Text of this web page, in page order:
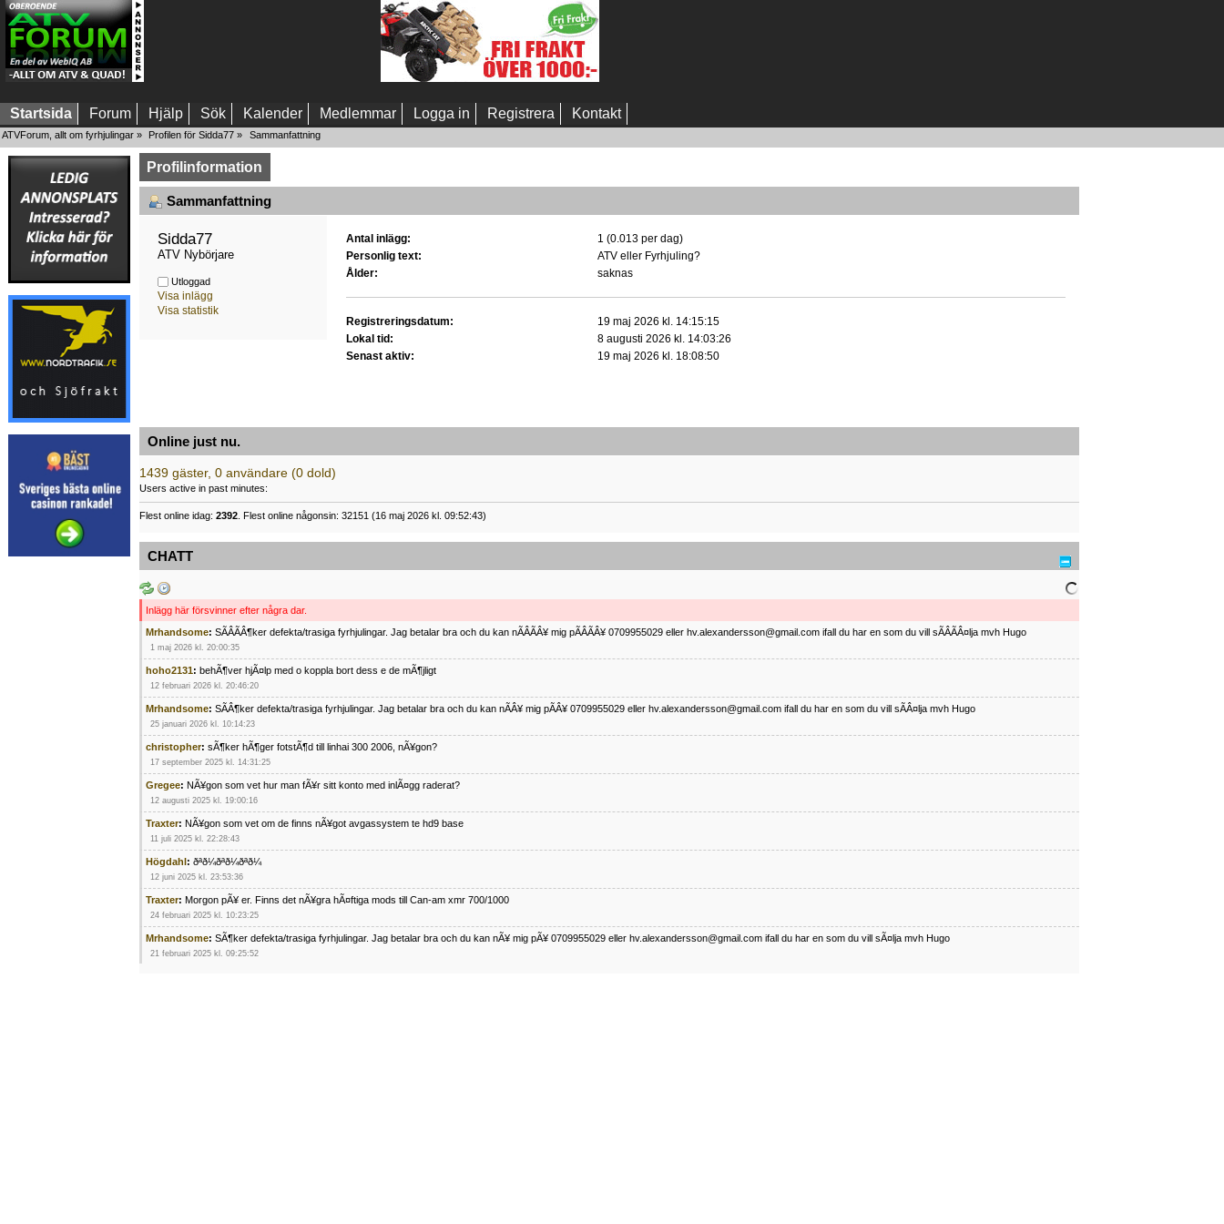
Startsida Forum Hjälp Sök Kalender Medlemmar Logga in Registrera Kontakt
ATVForum, allt om fyrhjulingar » Profilen för Sidda77 » Sammanfattning
Profilinformation
Sammanfattning
Sidda77
ATV Nybörjare
Utloggad
Visa inlägg
Visa statistik
Antal inlägg:
1 (0.013 per dag)
Personlig text:
ATV eller Fyrhjuling?
Ålder:
saknas
Registreringsdatum:
19 maj 2026 kl. 14:15:15
Lokal tid:
8 augusti 2026 kl. 14:03:26
Senast aktiv:
19 maj 2026 kl. 18:08:50
Online just nu.
1439 gäster, 0 användare (0 dold)
Users active in past minutes:
Flest online idag: 2392 . Flest online någonsin: 32151 (16 maj 2026 kl. 09:52:43)
CHATT
Inlägg här försvinner efter några dar.
Mrhandsome: SÃÂÃÂ¶ker defekta/trasiga fyrhjulingar. Jag betalar bra och du kan nÃÂÃÂ¥ mig pÃÂÃÂ¥ 0709955029 eller hv.alexandersson@gmail.com ifall du har en som du vill sÃÂÃÂ¤lja mvh Hugo
1 maj 2026 kl. 20:00:35
hoho2131: behÃ¶ver hjÃ¤lp med o koppla bort dess e de mÃ¶jligt
12 februari 2026 kl. 20:46:20
Mrhandsome: SÃÂ¶ker defekta/trasiga fyrhjulingar. Jag betalar bra och du kan nÃÂ¥ mig pÃÂ¥ 0709955029 eller hv.alexandersson@gmail.com ifall du har en som du vill sÃÂ¤lja mvh Hugo
25 januari 2026 kl. 10:14:23
christopher: sÃ¶ker hÃ¶ger fotstÃ¶d till linhai 300 2006, nÃ¥gon?
17 september 2025 kl. 14:31:25
Gregee: NÃ¥gon som vet hur man fÃ¥r sitt konto med inlÃ¤gg raderat?
12 augusti 2025 kl. 19:00:16
Traxter: NÃ¥gon som vet om de finns nÃ¥got avgassystem te hd9 base
11 juli 2025 kl. 22:28:43
Högdahl: ðªð¼ðªð¼ðªð¼
12 juni 2025 kl. 23:53:36
Traxter: Morgon pÃ¥ er. Finns det nÃ¥gra hÃ¤ftiga mods till Can-am xmr 700/1000
24 februari 2025 kl. 10:23:25
Mrhandsome: SÃ¶ker defekta/trasiga fyrhjulingar. Jag betalar bra och du kan nÃ¥ mig pÃ¥ 0709955029 eller hv.alexandersson@gmail.com ifall du har en som du vill sÃ¤lja mvh Hugo
21 februari 2025 kl. 09:25:52